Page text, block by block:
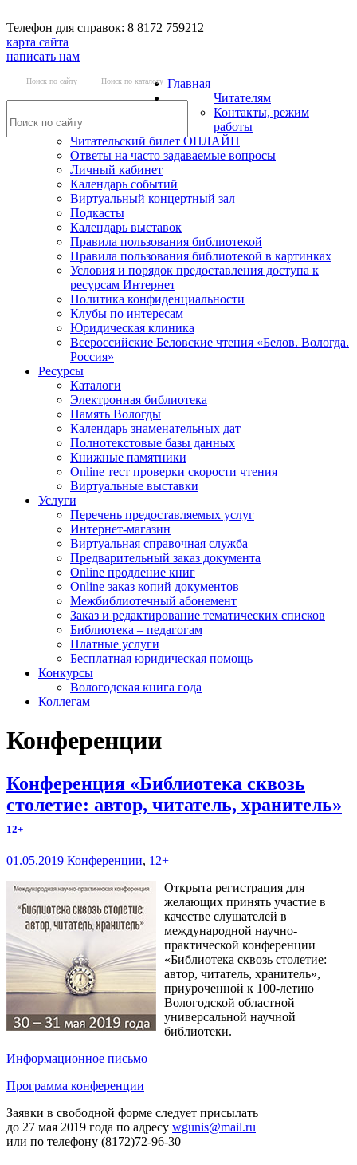
Телефон для справок: 8 8172 759212
карта сайта
написать нам
Поиск по сайту Поиск по каталогу Главная
Читателям
Контакты, режим
работы
Читательский билет ОНЛАЙН
Ответы на часто задаваемые вопросы
Личный кабинет
Календарь событий
Виртуальный концертный зал
Подкасты
Календарь выставок
Правила пользования библиотекой
Правила пользования библиотекой в картинках
Условия и порядок предоставления доступа к
ресурсам Интернет
Политика конфиденциальности
Клубы по интересам
Юридическая клиника
Всероссийские Беловские чтения «Белов. Вологда.
Россия»
Ресурсы
Каталоги
Электронная библиотека
Память Вологды
Календарь знаменательных дат
Полнотекстовые базы данных
Книжные памятники
Online тест проверки скорости чтения
Виртуальные выставки
Услуги
Перечень предоставляемых услуг
Интернет-магазин
Виртуальная справочная служба
Предварительный заказ документа
Online продление книг
Online заказ копий документов
Межбиблиотечный абонемент
Заказ и редактирование тематических списков
Библиотека – педагогам
Платные услуги
Бесплатная юридическая помощь
Конкурсы
Вологодская книга года
Коллегам
Конференции
Конференция «Библиотека сквозь
столетие: автор, читатель, хранитель»
12+
01.05.2019 Конференции, 12+
Открыта регистрация для
желающих принять участие в
качестве слушателей в
международной научно-
практической конференции
«Библиотека сквозь столетие:
автор, читатель, хранитель»,
приуроченной к 100-летию
Вологодской областной
универсальной научной
библиотеки.
Информационное письмо
Программа конференции
Заявки в свободной форме следует присылать
до 27 мая 2019 года по адресу wgunis@mail.ru
или по телефону (8172)72-96-30